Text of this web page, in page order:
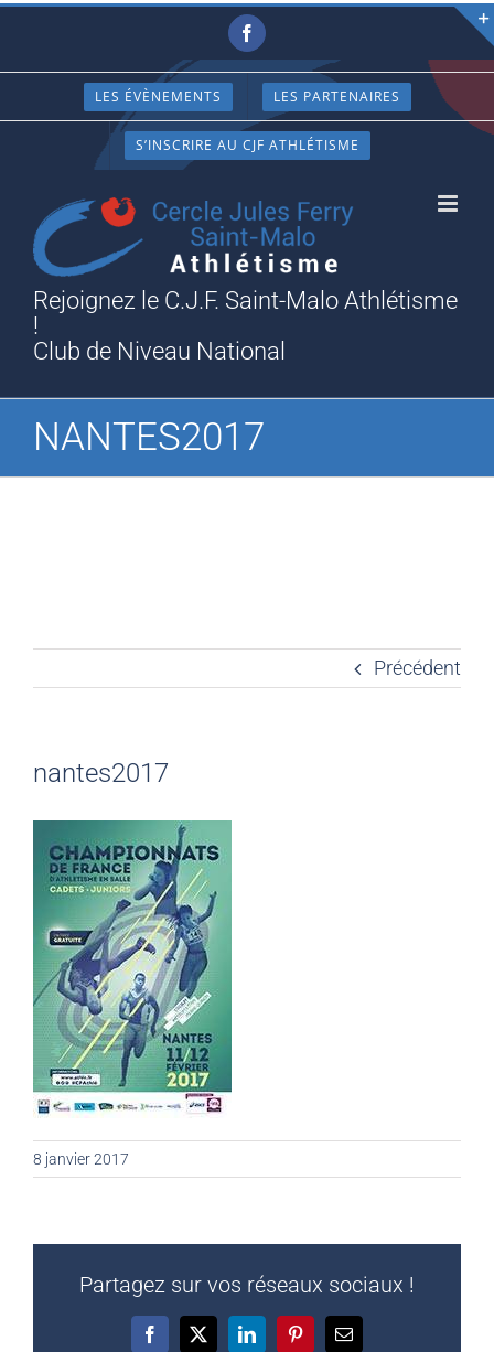
Passer
contenu
Facebook
LES ÉVÈNEMENTS LES PARTENAIRES
S’INSCRIRE AU CJF ATHLÉTISME
Rejoignez le C.J.F. Saint-Malo Athlétisme
!
Club de Niveau National
NANTES2017
Précédent
nantes2017
8 janvier 2017
Partagez sur vos réseaux sociaux !
Facebook
X LinkedInPinterestEmail